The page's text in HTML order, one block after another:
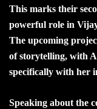
This marks their
powerful role in
The upcoming
of storytelling, with
specifically with her
Speaking about the